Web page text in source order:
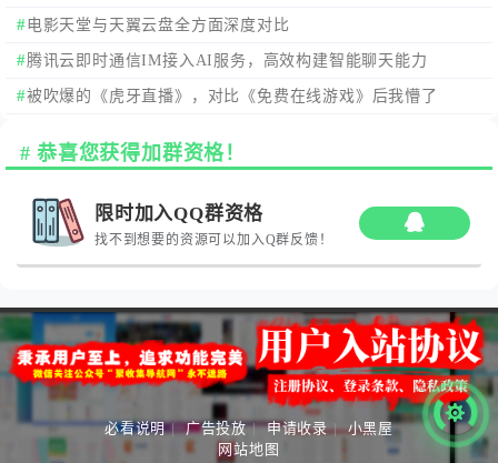
电影天堂与天翼云盘全方面深度对比
腾讯云即时通信IM接入AI服务，高效构建智能聊天能力
被吹爆的《虎牙直播》，对比《免费在线游戏》后我懵了
恭喜您获得加群资格！
限时加入QQ群资格
找不到想要的资源可以加入Q群反馈！
必看说明 | 广告投放 | 申请收录 | 小黑屋
网站地图